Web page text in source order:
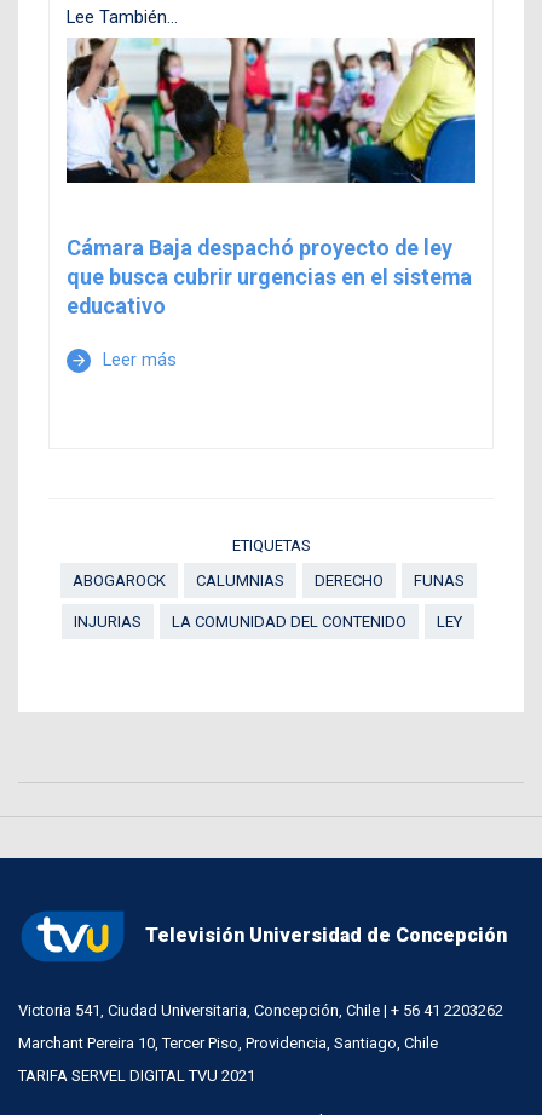
Lee También...
Cámara Baja despachó proyecto de ley
que busca cubrir urgencias en el sistema
educativo
arrow_forward Leer más
ETIQUETAS
ABOGAROCK
CALUMNIAS DERECHO FUNAS
INJURIAS LA COMUNIDAD DEL CONTENIDO LEY
Televisión Universidad de Concepción
Victoria 541, Ciudad Universitaria, Concepción, Chile | + 56 41 2203262
Marchant Pereira 10, Tercer Piso, Providencia, Santiago, Chile
TARIFA SERVEL DIGITAL TVU 2021